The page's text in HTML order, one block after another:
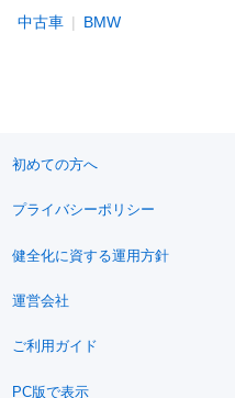
中古車 BMW
初めての方へ
プライバシーポリシー
健全化に資する運用方針
運営会社
ご利用ガイド
PC版で表示